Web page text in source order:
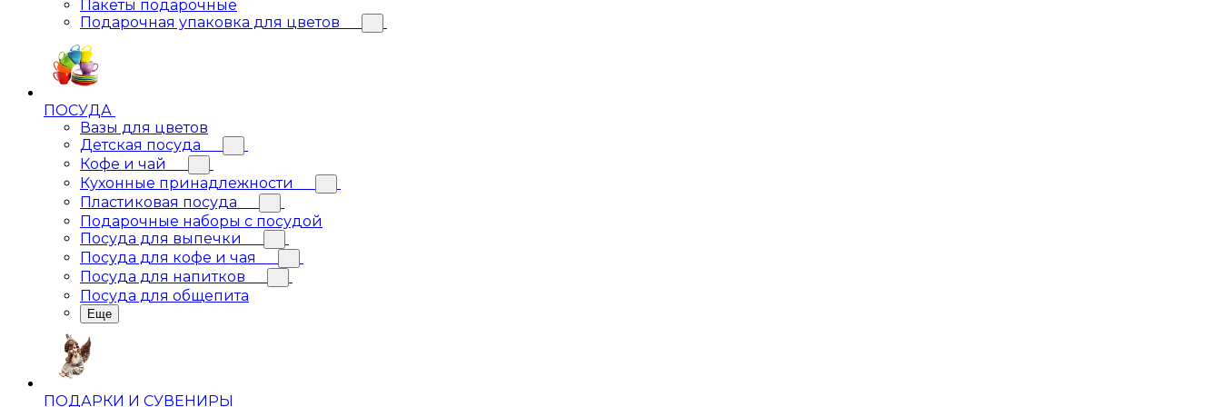
Пакеты подарочные
Подарочная упаковка для цветов
ПОСУДА
Вазы для цветов
Детская посуда
Кофе и чай
Кухонные принадлежности
Пластиковая посуда
Подарочные наборы с посудой
Посуда для выпечки
Посуда для кофе и чая
Посуда для напитков
Посуда для общепита
Еще
ПОДАРКИ И СУВЕНИРЫ